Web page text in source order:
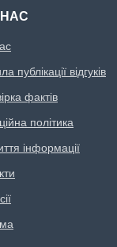
публікації відгуків
фактів
політика
інформації